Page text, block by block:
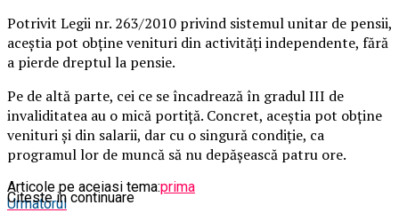
Potrivit Legii nr. 263/2010 privind sistemul unitar de pensii,
aceştia pot obţine venituri din activităţi independente, fără
a pierde dreptul la pensie.
Pe de altă parte, cei ce se încadrează în gradul III de
invaliditatea au o mică portiţă. Concret, aceştia pot obţine
venituri şi din salarii, dar cu o singură condiţie, ca
programul lor de muncă să nu depăşească patru ore.
Articole pe aceiasi tema:prima
Urmatorul
Citeste in continuare